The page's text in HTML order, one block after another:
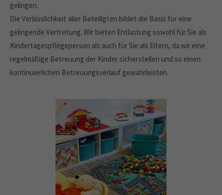
gelingen.
Die Verlässlichkeit aller Beteiligten bildet die Basis für eine
gelingende Vertretung. Wir bieten Entlastung sowohl für Sie als
Kindertagespflegeperson als auch für Sie als Eltern, da wir eine
regelmäßige Betreuung der Kinder sicherstellen und so einen
kontinuierlichen Betreuungsverlauf gewährleisten.